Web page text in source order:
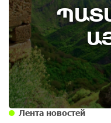
по делу
Лента новостей